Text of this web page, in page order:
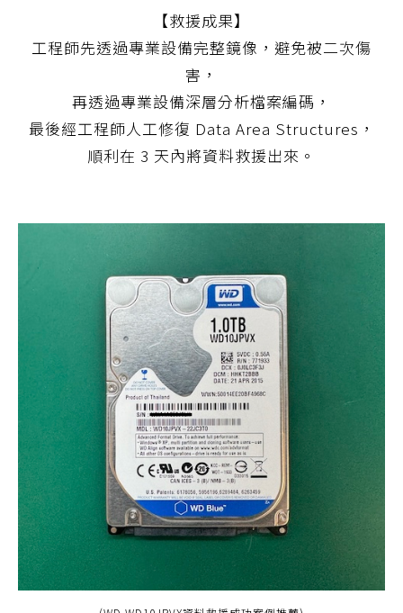
【救援成果】
工程師先透過專業設備完整鏡像，避免被二次傷
害，
再透過專業設備深層分析檔案編碼，
最後經工程師人工修復 Data Area Structures，
順利在 3 天內將資料救援出來。